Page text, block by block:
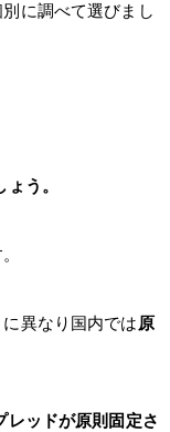
に調べて選びまし
う。
異なり国内では 原
レッドが原則固定さ